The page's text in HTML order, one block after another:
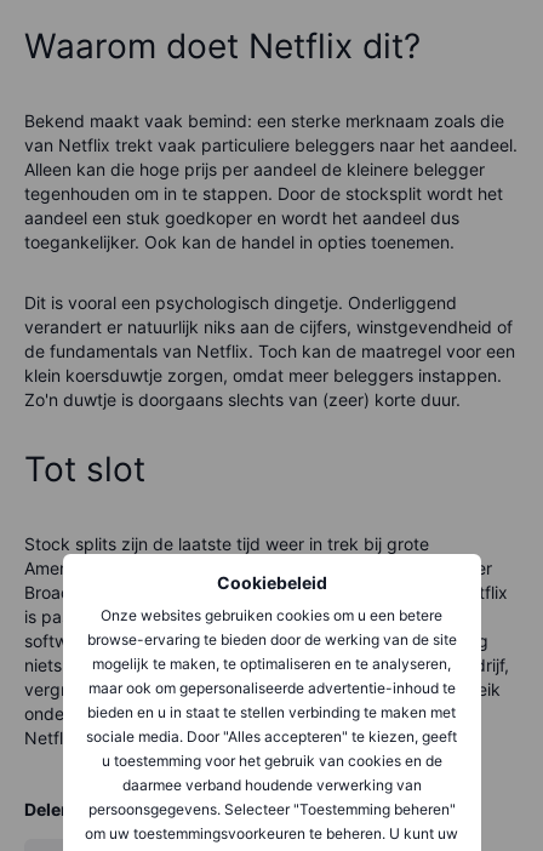
Cookiebeleid
Onze websites gebruiken cookies om u een betere
browse-ervaring te bieden door de werking van de site
mogelijk te maken, te optimaliseren en te analyseren,
maar ook om gepersonaliseerde advertentie-inhoud te
bieden en u in staat te stellen verbinding te maken met
sociale media. Door "Alles accepteren" te kiezen, geeft
u toestemming voor het gebruik van cookies en de
daarmee verband houdende verwerking van
persoonsgegevens. Selecteer "Toestemming beheren"
om uw toestemmingsvoorkeuren te beheren. U kunt uw
Waarom doet Netflix dit?
Bekend maakt vaak bemind: een sterke merknaam zoals die
van Netflix trekt vaak particuliere beleggers naar het aandeel.
Alleen kan die hoge prijs per aandeel de kleinere belegger
tegenhouden om in te stappen. Door de stocksplit wordt het
aandeel een stuk goedkoper en wordt het aandeel dus
toegankelijker. Ook kan de handel in opties toenemen.
Dit is vooral een psychologisch dingetje. Onderliggend
verandert er natuurlijk niks aan de cijfers, winstgevendheid of
de fundamentals van Netflix. Toch kan de maatregel voor een
klein koersduwtje zorgen, omdat meer beleggers instappen.
Zo'n duwtje is doorgaans slechts van (zeer) korte duur.
Tot slot
Stock splits zijn de laatste tijd weer in trek bij grote
Amerikaanse ondernemingen. In 2024 splitsten onder meer
Broadcom, Nvidia, Walmart en Chipotle hun aandelen. Netflix
is pas de tweede grote naam in 2025 die dit doet, na
softwarebedrijf ServiceNow.Hoewel een aandelensplitsing
niets verandert aan de fundamentele waarde van een bedrijf,
vergroot het doorgaans de verhandelbaarheid en het bereik
onder particuliere beleggers. En dat lijkt ook het doel van
Netflix.
Delen